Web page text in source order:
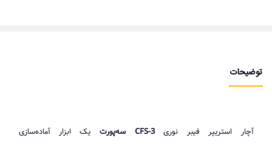
توضیحات
آچار استریپر فیبر نوریCFS-3 سه‌پورت
یک ابزار آماده‌سازی